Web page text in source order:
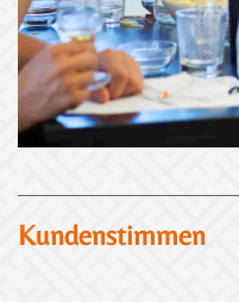
Kundenstimmen